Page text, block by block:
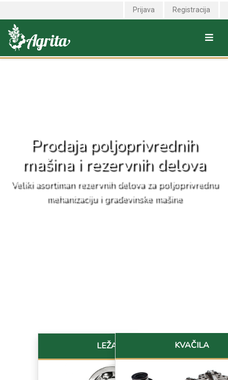
<link rel="canonical" href="https://agrita.rs" />
Prijava Registracija
Prodaja poljoprivrednih
mašina i rezervnih delova
Veliki asortiman rezervnih delova za poljoprivrednu
mehanizaciju i građevinske mašine
LEŽAJEVI KVAČILA